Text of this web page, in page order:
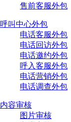
售前客服外包
呼叫中心外包
电话客服外包
电话回访外包
电话邀约外包
呼入客服外包
电话营销外包
电话调查外包
内容审核
图片审核